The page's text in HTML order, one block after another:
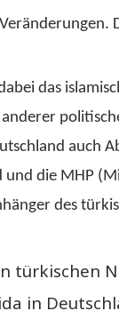
das
auch
und die MHP
des
türkischen
in